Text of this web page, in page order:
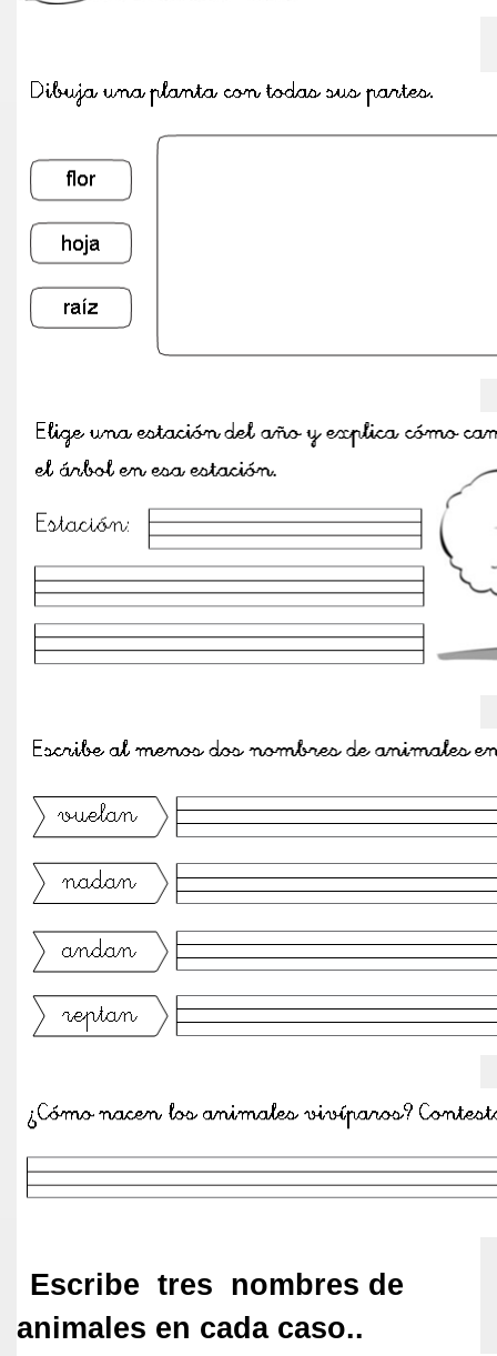
Escribe tres nombres de
animales en cada caso..